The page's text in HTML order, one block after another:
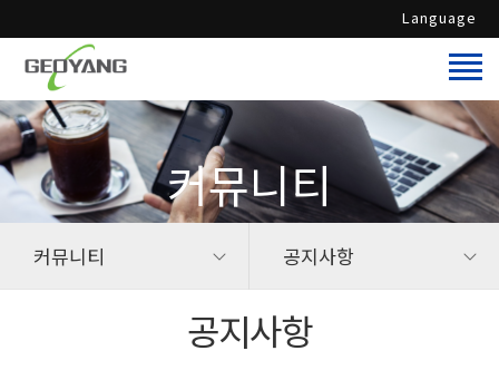
Language
커뮤니티
커뮤니티 공지사항
공지사항